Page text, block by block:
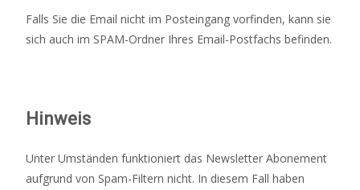
Falls Sie die Email nicht im Posteingang vorfinden, kann sie
sich auch im SPAM-Ordner Ihres Email-Postfachs befinden.
Hinweis
Unter Umständen funktioniert das Newsletter Abonement
aufgrund von Spam-Filtern nicht. In diesem Fall haben